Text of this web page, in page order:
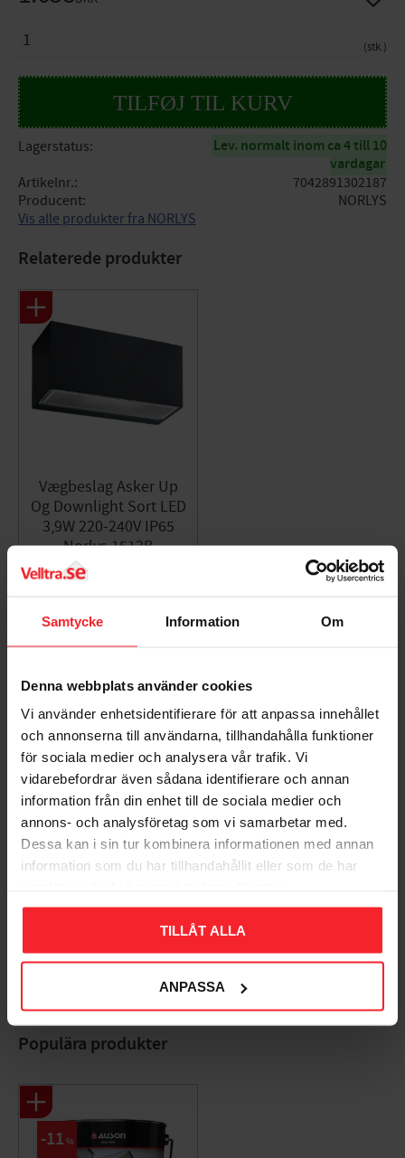
Samtycke Information Om
Denna webbplats använder cookies
Vi använder enhetsidentifierare för att anpassa innehållet
och annonserna till användarna, tillhandahålla funktioner
för sociala medier och analysera vår trafik. Vi
vidarebefordrar även sådana identifierare och annan
information från din enhet till de sociala medier och
annons- och analysföretag som vi samarbetar med.
Dessa kan i sin tur kombinera informationen med annan
information som du har tillhandahållit eller som de har
TILLÅT ALLA
ANPASSA
stk.
Lagerstatus
Lev. normalt inom ca 4 till 10
vardagar
Artikelnr.
7042891302187
Producent
NORLYS
Vis alle produkter fra NORLYS
Bedømmelser
Dig
Relaterede produkter
Vægbeslag Asker Up
Og Downlight Sort LED
3,9W 220-240V IP65
Norlys 1513B
Produktblad
Populära produkter
11 %